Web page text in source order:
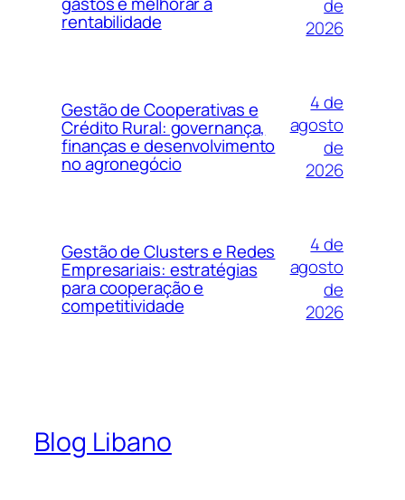
rentabilidade
de
2026
Gestão de Cooperativas e
Crédito Rural: governança,
finanças e desenvolvimento
no agronegócio
4 de
agosto
de
2026
Gestão de Clusters e Redes
Empresariais: estratégias
para cooperação e
competitividade
4 de
agosto
de
2026
Blog Libano